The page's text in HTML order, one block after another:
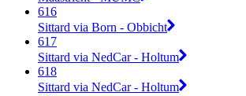
616
Sittard via Born - Obbicht
617
Sittard via NedCar - Holtum
618
Sittard via NedCar - Holtum